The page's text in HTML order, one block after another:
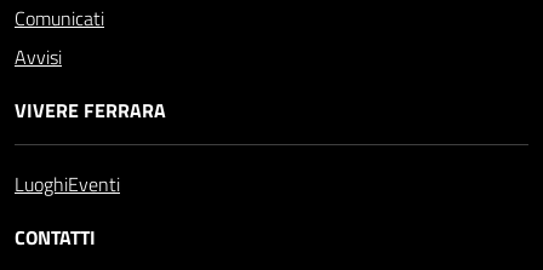
Comunicati
Avvisi
VIVERE FERRARA
LuoghiEventi
CONTATTI